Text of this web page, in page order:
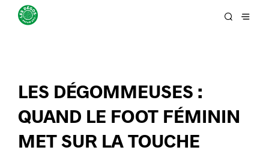
LES DÉGOMMEUSES :
QUAND LE FOOT FÉMININ
MET SUR LA TOUCHE